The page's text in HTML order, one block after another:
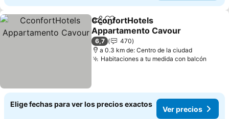
CompartirAgregar a favoritos
CconfortHotels
Appartamento Cavour
Ver precios
6,7
470
a 0.3 km de: Centro de la ciudad
Habitaciones a tu medida con balcón
Elige fechas para ver los precios exactos
Ver precios